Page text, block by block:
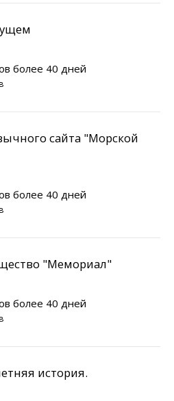
более 40 дней
сайта "Морской
более 40 дней
"Мемориал"
более 40 дней
истоpия.